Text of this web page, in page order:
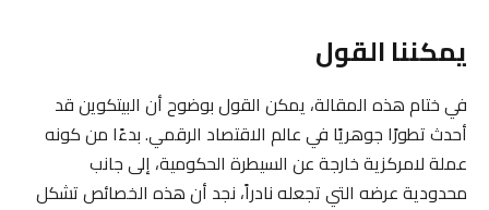
يمكننا القول
في ختام هذه المقالة، يمكن القول بوضوح أن البيتكوين قد
أحدث تطورًا جوهريًا في عالم الاقتصاد الرقمي. بدءًا من كونه
عملة لامركزية خارجة عن السيطرة الحكومية، إلى جانب
محدودية عرضه التي تجعله نادراً، نجد أن هذه الخصائص تشكل